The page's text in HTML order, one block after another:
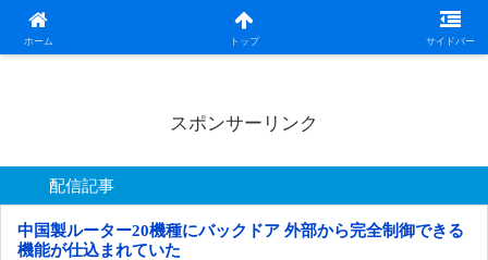
ホーム トップ サイドバー
日本第一！ニュース録
スポンサーリンク
配信記事
中国製ルーター20機種にバックドア 外部から完全制御できる
機能が仕込まれていた